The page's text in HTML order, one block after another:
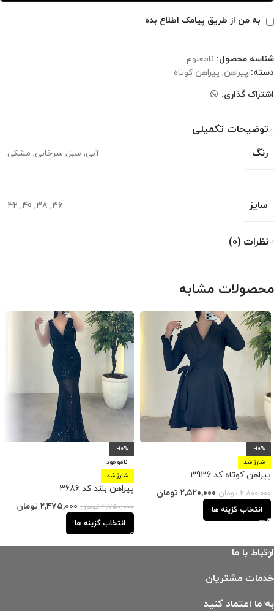
به من از طریق پیامک اطلاع بده
شناسه محصول: نامعلوم
دسته: پیراهن, پیراهن کوتاه
اشتراک گذاری:
توضیحات تکمیلی
رنگ
آبی, سبز, سرخابی, مشکی
سایز 36
,
38
,
40
,
42
نظرات (0)
محصولات مشابه
-10%
شارژ شد
پیراهن کوتاه کد 3936
۲,۸۰۰,۰۰۰ تومان ۲,۵۲۰,۰۰۰ تومان
انتخاب گزینه ها
-10%
ناموجود
شارژ شد
پیراهن بلند کد ۳۶۸۶
۲,۷۵۰,۰۰۰ تومان ۲,۴۷۵,۰۰۰ تومان
انتخاب گزینه ها
ارتباط با ما
خدمات مشتریان
به ما اعتماد کنید